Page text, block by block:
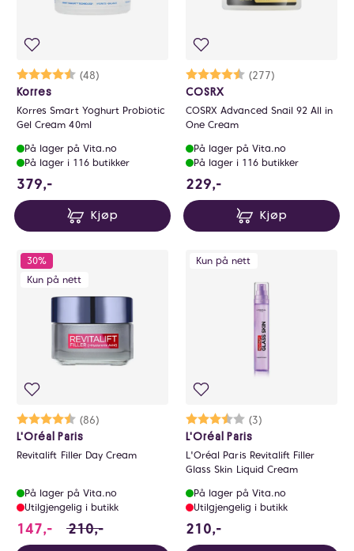
Karakter:
(48)
4.6 av 5 mulige
Korres
Korres Smart Yoghurt Probiotic
Gel Cream 40ml
På lager på Vita.no
På lager i 116 butikker
379,-
Kjøp
Karakter:
(277)
4.7 av 5 mulige
COSRX
COSRX Advanced Snail 92 All in
One Cream
På lager på Vita.no
På lager i 116 butikker
229,-
Kjøp
30%
Kun på nett
Karakter:
(86)
4.7 av 5 mulige
L'Oréal Paris
Revitalift Filler Day Cream
På lager på Vita.no
Utilgjengelig i butikk
147,- 147 i stedet for 210 NOK, du sparer 63 NOK
210,-
Kun på nett
Karakter:
(3)
3.7 av 5 mulige
L'Oréal Paris
L'Oréal Paris Revitalift Filler
Glass Skin Liquid Cream
På lager på Vita.no
Utilgjengelig i butikk
210,-